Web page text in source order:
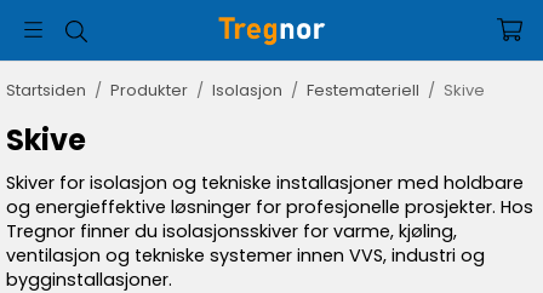
Startsiden / Produkter / Isolasjon / Festemateriell / Skive
Skive
Skiver for isolasjon og tekniske installasjoner med holdbare
og energieffektive løsninger for profesjonelle prosjekter. Hos
Tregnor finner du isolasjonsskiver for varme, kjøling,
ventilasjon og tekniske systemer innen VVS, industri og
bygginstallasjoner.